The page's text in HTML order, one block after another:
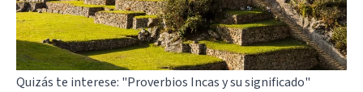
Quizás te interese: "Proverbios Incas y su significado"